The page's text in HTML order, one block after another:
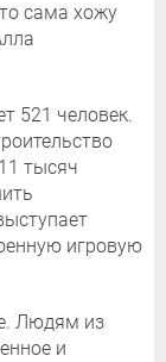
сама хожу
521 человек.
тысяч
игровую
Людям из
и